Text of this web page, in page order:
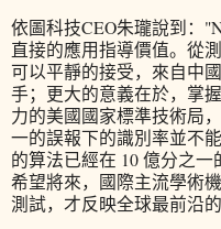
依圖科技CEO朱瓏說到：
直接的應用指導價值。從
可以平靜的接受，來自中
手；更大的意義在於，掌
力的美國國家標準技術局
一的誤報下的識別率並不
的算法已經在 10 億分之一
希望將來，國際主流學術
測試，才反映全球最前沿